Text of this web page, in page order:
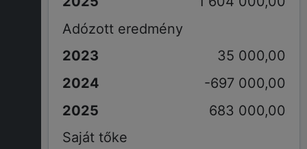
Adózott eredmény
35 000,00
-697 000,00
683 000,00
Saját tőke